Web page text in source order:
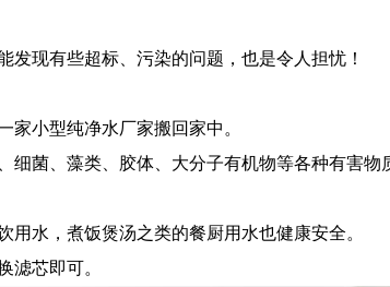
发现有些超标、污染的问题，也是令人担忧！
家小型纯净水厂家搬回家中。
细菌、藻类、胶体、大分子有机物等各种有害物
用水，煮饭煲汤之类的餐厨用水也健康安全。
滤芯即可。